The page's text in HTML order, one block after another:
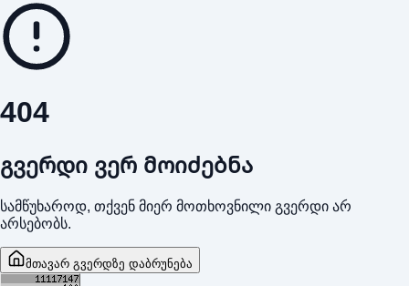
404
გვერდი ვერ მოიძებნა
სამწუხაროდ, თქვენ მიერ მოთხოვნილი გვერდი არ
არსებობს.
მთავარ გვერდზე დაბრუნება